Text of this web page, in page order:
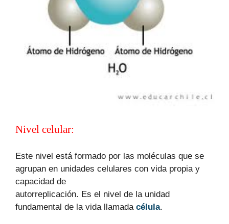
Nivel celular:
Este nivel está formado por las moléculas que se
agrupan en unidades celulares con vida propia y
capacidad de
autorreplicación. Es el nivel de la unidad
fundamental de la vida llamada célula.